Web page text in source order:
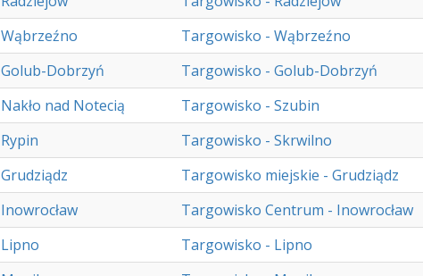
Wąbrzeźno Targowisko - Wąbrzeźno
Golub-Dobrzyń Targowisko - Golub-Dobrzyń
Nakło nad Notecią Targowisko - Szubin
Rypin Targowisko - Skrwilno
Grudziądz Targowisko miejskie - Grudziądz
Inowrocław Targowisko Centrum - Inowrocław
Lipno Targowisko - Lipno